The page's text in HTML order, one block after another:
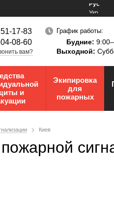
Рус
Укр
17-83
08-60
вам?
График работы:
Будние:
Выходной:
и
Экипировка
для
пожарных
Киев